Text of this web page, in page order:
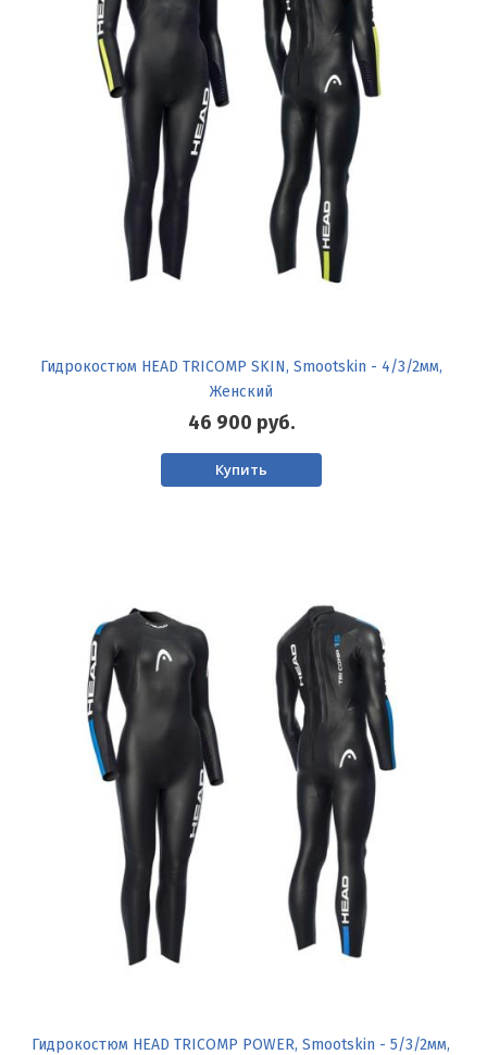
Гидрокостюм HEAD TRICOMP SKIN, Smootskin - 4/3/2мм,
Женский
46 900 руб.
Купить
Гидрокостюм HEAD TRICOMP POWER, Smootskin - 5/3/2мм,